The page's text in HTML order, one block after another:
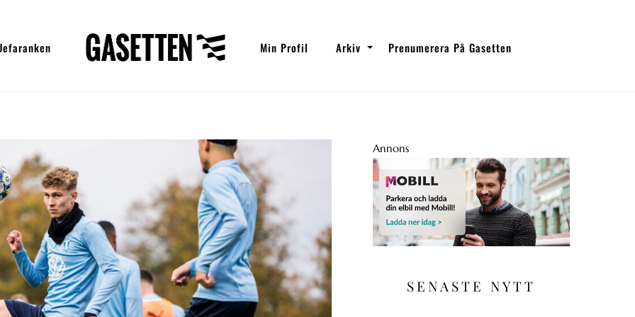
Min Profil Arkiv Prenumerera På Gasetten
Annons
SENASTE NYTT